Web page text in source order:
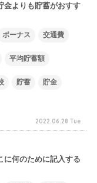
金よりも貯蓄がおすす
ボーナス 交通費
平均貯蓄額
貯蓄 貯金
2022.06.28 Tue
に何のために記入する